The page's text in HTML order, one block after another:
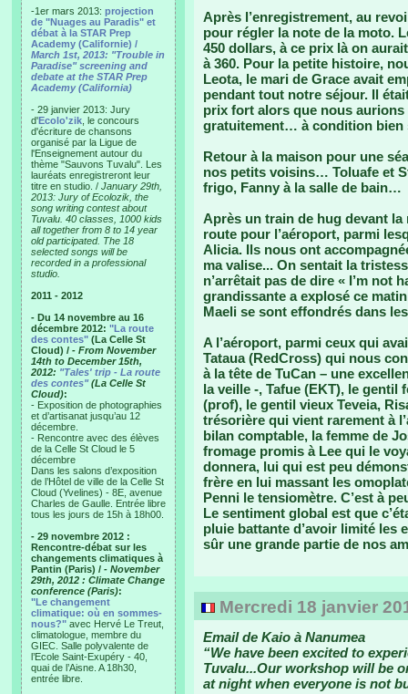
-1er mars 2013: projection
de "Nuages au Paradis" et
débat à la STAR Prep
Academy (Californie) /
March 1st, 2013: "Trouble in
Paradise" screening and
debate at the STAR Prep
Academy (California)
- 29 janvier 2013: Jury
d'Ecolo'zik , le concours
d'écriture de chansons
organisé par la Ligue de
l'Enseignement autour du
thème "Sauvons Tuvalu". Les
lauréats enregistreront leur
titre en studio. / January 29th,
2013: Jury of Ecolozik, the
song writing contest about
Tuvalu. 40 classes, 1000 kids
all together from 8 to 14 year
old participated. The 18
selected songs will be
recorded in a professional
studio.
2011 - 2012
- Du 14 novembre au 16
décembre 2012: "La route
des contes" (La Celle St
Cloud) / - From November
14th to December 15th,
2012: "Tales' trip - La route
des contes"(La Celle St
Cloud):
- Exposition de photographies
et d’artisanat jusqu’au 12
décembre.
- Rencontre avec des élèves
de la Celle St Cloud le 5
décembre
Dans les salons d’exposition
de l’Hôtel de ville de la Celle St
Cloud (Yvelines) - 8E, avenue
Charles de Gaulle. Entrée libre
tous les jours de 15h à 18h00.
- 29 novembre 2012 :
Rencontre-débat sur les
changements climatiques à
Pantin (Paris) / - November
29th, 2012 : Climate Change
conference (Paris):
"Le changement
climatique: où en sommes-
nous?" avec Hervé Le Treut,
climatologue, membre du
GIEC. Salle polyvalente de
l’Ecole Saint-Exupéry - 40,
quai de l’Aisne. A 18h30,
entrée libre.
Après l’enregistrement, au
pour régler la note de la moto.
450 dollars, à ce prix là on
à 360. Pour la petite histoire,
Leota, le mari de Grace avait
pendant tout notre séjour. Il
prix fort alors que nous
gratuitement… à condition bien
Retour à la maison pour une
nos petits voisins… Toluafe et
frigo, Fanny à la salle de bain…
Après un train de hug devant la
route pour l’aéroport, parmi
Alicia. Ils nous ont
ma valise... On sentait la
n’arrêtait pas de dire « I’m not
grandissante a explosé ce
Maeli se sont effondrés dans
A l’aéroport, parmi ceux qui
Tataua (RedCross) qui nous
à la tête de TuCan – une
la veille -, Tafue (EKT), le
(prof), le gentil vieux Teveia,
trésorière qui vient rarement à
bilan comptable, la femme de
fromage promis à Lee qui le
donnera, lui qui est peu
frère en lui massant les
Penni le tensiomètre. C’est à
Le sentiment global est que
pluie battante d’avoir limité
sûr une grande partie de nos
Mercredi 18 janvier
Email de Kaio à Nanumea
“We have been excited to
Tuvalu...Our workshop will be
at night when everyone is not